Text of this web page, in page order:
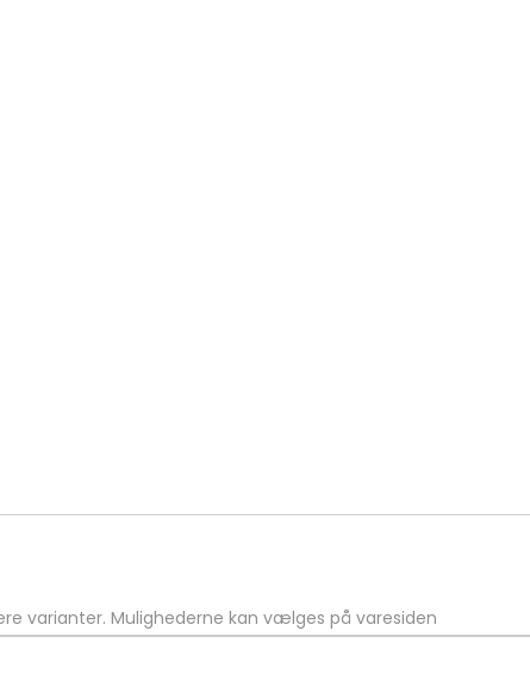
varianter. Mulighederne kan vælges på varesiden